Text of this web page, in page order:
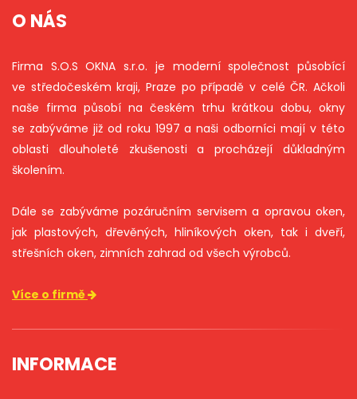
O NÁS
Firma S.O.S OKNA s.r.o. je moderní společnost působící
ve středočeském kraji, Praze po případě v celé ČR. Ačkoli
naše firma působí na českém trhu krátkou dobu, okny
se zabýváme již od roku 1997 a naši odborníci mají v této
oblasti dlouholeté zkušenosti a procházejí důkladným
školením.
Dále se zabýváme pozáručním servisem a opravou oken,
jak plastových, dřevěných, hliníkových oken, tak i dveří,
střešních oken, zimních zahrad od všech výrobců.
Více o firmě
INFORMACE